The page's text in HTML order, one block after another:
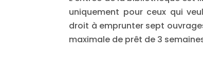
uniquement pour ceux qui
droit à emprunter sept
maximale de prêt de 3